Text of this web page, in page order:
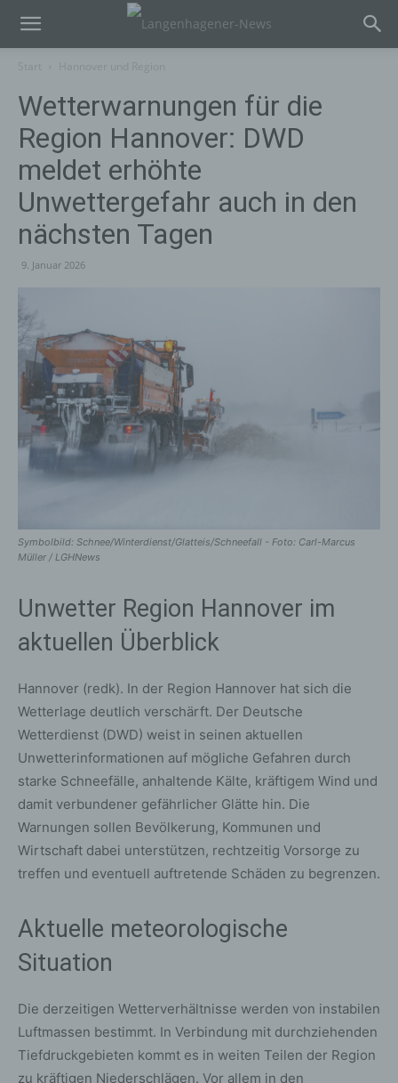
Wetterwarnungen für die
Region Hannover: DWD
meldet erhöhte
Unwettergefahr auch in den
nächsten Tagen
9. Januar 2026
Symbolbild: Schnee/Winterdienst/Glatteis/Schneefall - Foto: Carl-Marcus
Müller / LGHNews
Unwetter Region Hannover im
aktuellen Überblick
Hannover (redk). In der Region Hannover hat sich die
Wetterlage deutlich verschärft. Der Deutsche
Wetterdienst (DWD) weist in seinen aktuellen
Unwetterinformationen auf mögliche Gefahren durch
starke Schneefälle, anhaltende Kälte, kräftigem Wind und
damit verbundener gefährlicher Glätte hin. Die
Warnungen sollen Bevölkerung, Kommunen und
Wirtschaft dabei unterstützen, rechtzeitig Vorsorge zu
treffen und eventuell auftretende Schäden zu begrenzen.
Aktuelle meteorologische
Situation
Die derzeitigen Wetterverhältnisse werden von instabilen
Luftmassen bestimmt. In Verbindung mit durchziehenden
Tiefdruckgebieten kommt es in weiten Teilen der Region
zu kräftigen Niederschlägen. Vor allem in den